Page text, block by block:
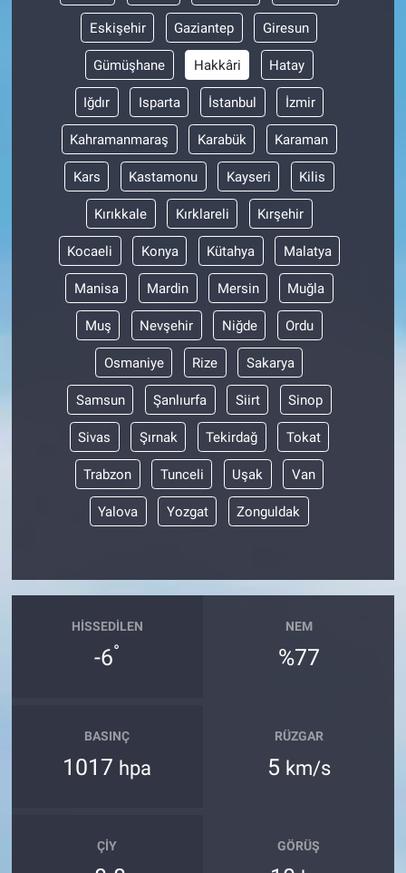
Eskişehir Gaziantep Giresun
Gümüşhane Hakkâri Hatay
Iğdır Isparta İstanbul İzmir
Kahramanmaraş Karabük Karaman
Kars Kastamonu Kayseri Kilis
Kırıkkale Kırklareli Kırşehir
Kocaeli Konya Kütahya Malatya
Manisa Mardin Mersin Muğla
Muş Nevşehir Niğde Ordu
Osmaniye Rize Sakarya
Samsun Şanlıurfa Siirt Sinop
Sivas Şırnak Tekirdağ Tokat
Trabzon Tunceli Uşak Van
Yalova Yozgat Zonguldak
HISSEDILEN
-6°
NEM
%77
BASINÇ
1017 hpa
RÜZGAR
5 km/s
ÇIY GÖRÜŞ